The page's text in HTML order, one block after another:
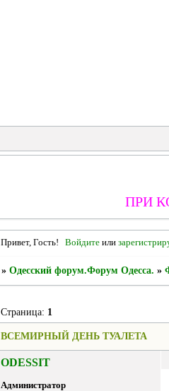
ПРИ
Привет, Гость! Войдитеили
» Одесский форум.Форум Одесса. »
ВСЕМИРНЫЙ ДЕНЬ ТУАЛЕТА
Страница: 1
ODESSIT
Администратор